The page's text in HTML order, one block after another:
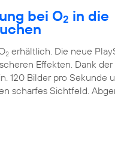
bei O2 in die
2 erhältlich. Die neue
Effekten. Dank
120 Bilder pro Sekunde
scharfes Sichtfeld.